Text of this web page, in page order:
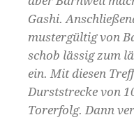
Gashi.
mustergültig von
schob lässig zum
ein. Mit diesen
Durststrecke von
Torerfolg. Dann